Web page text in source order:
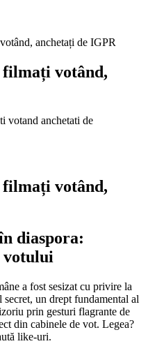
anchetați de IGPR
votând,
votând,
diaspora:
votului
a fost sesizat cu privire la
un drept fundamental al
prin gesturi flagrante de
din cabinele de vot. Legea?
like-uri.